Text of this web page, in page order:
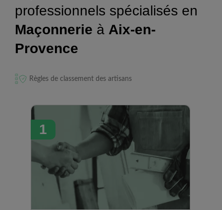
professionnels spécialisés en
Maçonnerie à Aix-en-
Provence
Règles de classement des artisans
1